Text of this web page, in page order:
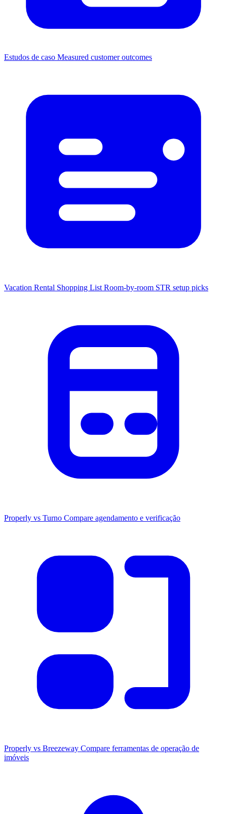
Estudos de caso Measured customer outcomes
Vacation Rental Shopping List Room-by-room STR setup picks
Properly vs Turno Compare agendamento e verificação
Properly vs Breezeway Compare ferramentas de operação de
imóveis